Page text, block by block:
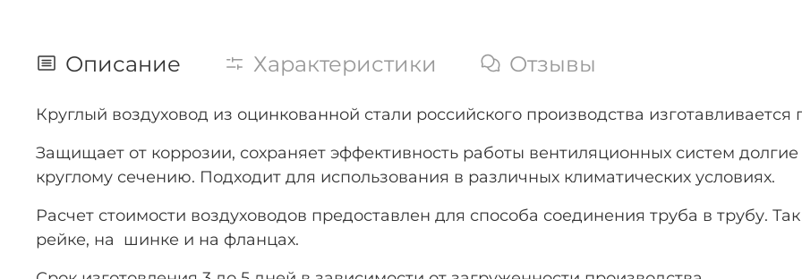
Описание Характеристики Отзывы
Круглый воздуховод из оцинкованной стали российского производства
Защищает от коррозии, сохраняет эффективность работы вентиляционных систем
круглому сечению. Подходит для использования в различных климатических условиях.
Расчет стоимости воздуховодов предоставлен для способа соединения труба в трубу.
рейке, на шинке и на фланцах.